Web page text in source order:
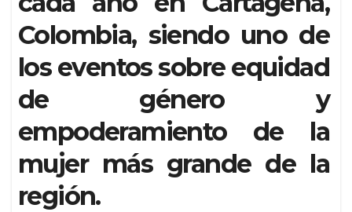
Colombia, siendo uno de
los eventos sobre equidad
de género y
empoderamiento de la
mujer más grande de la
región.